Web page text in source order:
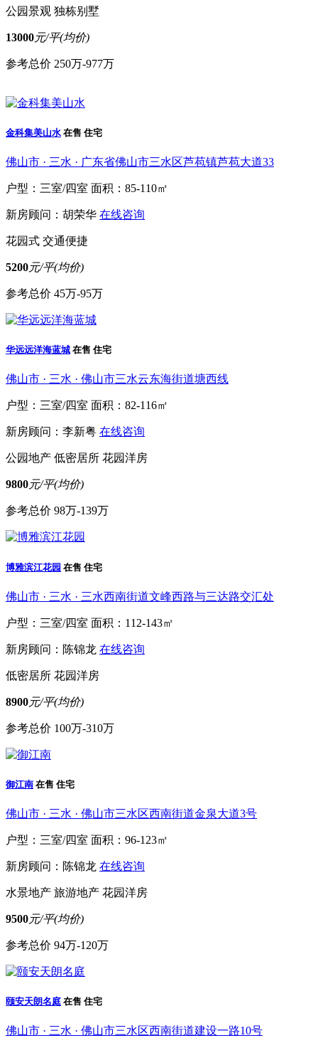
公园景观 独栋别墅
13000元/平(均价)
参考总价 250万-977万
金科集美山水 在售 住宅
佛山市 · 三水 · 广东省佛山市三水区芦苞镇芦苞大道33
户型：三室/四室 面积：85-110㎡
新房顾问：胡荣华 在线咨询
花园式 交通便捷
5200元/平(均价)
参考总价 45万-95万
华远远洋海蓝城 在售 住宅
佛山市 · 三水 · 佛山市三水云东海街道塘西线
户型：三室/四室 面积：82-116㎡
新房顾问：李新粤 在线咨询
公园地产 低密居所 花园洋房
9800元/平(均价)
参考总价 98万-139万
博雅滨江花园 在售 住宅
佛山市 · 三水 · 三水西南街道文峰西路与三达路交汇处
户型：三室/四室 面积：112-143㎡
新房顾问：陈锦龙 在线咨询
低密居所 花园洋房
8900元/平(均价)
参考总价 100万-310万
御江南 在售 住宅
佛山市 · 三水 · 佛山市三水区西南街道金泉大道3号
户型：三室/四室 面积：96-123㎡
新房顾问：陈锦龙 在线咨询
水景地产 旅游地产 花园洋房
9500元/平(均价)
参考总价 94万-120万
颐安天朗名庭 在售 住宅
佛山市 · 三水 · 佛山市三水区西南街道建设一路10号